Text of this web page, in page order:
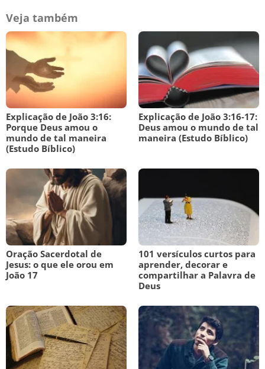
Veja também
Explicação de João 3:16:
Porque Deus amou o
mundo de tal maneira
(Estudo Bíblico)
Explicação de João 3:16-17:
Deus amou o mundo de tal
maneira (Estudo Bíblico)
Oração Sacerdotal de
Jesus: o que ele orou em
João 17
101 versículos curtos para
aprender, decorar e
compartilhar a Palavra de
Deus